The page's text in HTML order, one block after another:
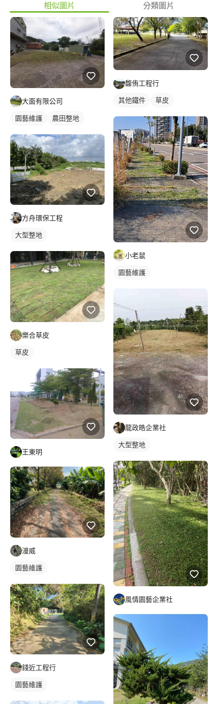
相似圖片 分類圖片
大面有限公司
園藝維護 農田整地
方舟環保工程
大型整地
樂合草皮
草皮
王東明
漫威
園藝維護
錢近工程行
園藝維護
馥侑工程行
其他鐵件 草皮
小老鼠
園藝維護
龍政皓企業社
大型整地
風情園藝企業社